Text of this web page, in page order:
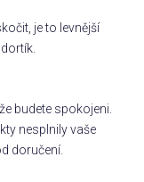
je to levnější
budete spokojeni.
nesplnily vaše
doručení.